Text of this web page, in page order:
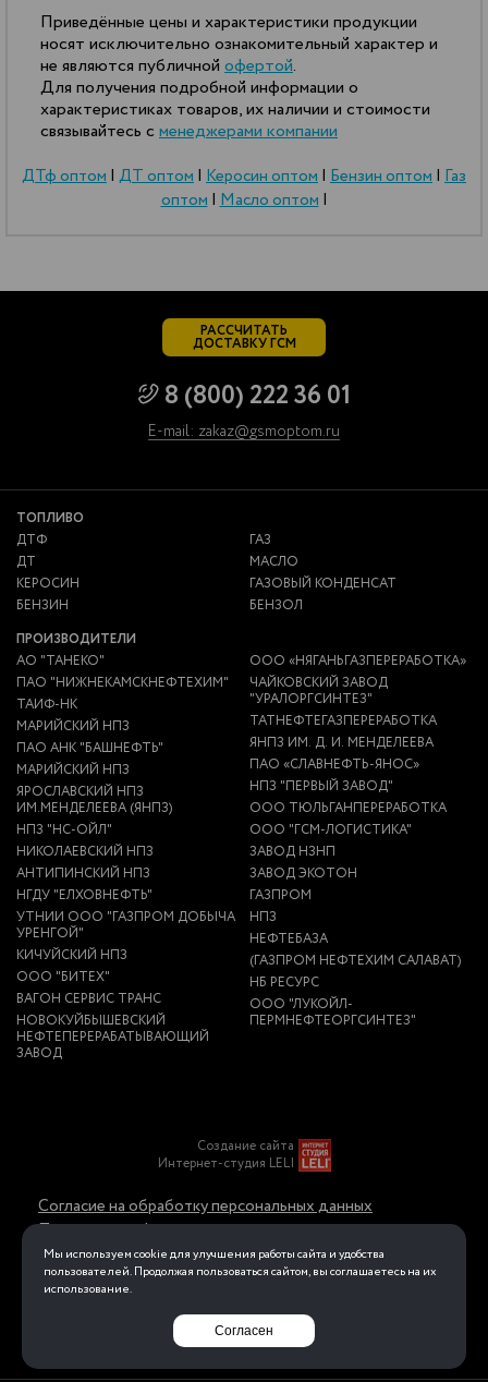
Приведённые цены и характеристики продукции
носят исключительно ознакомительный характер и
не являются публичной офертой.
Для получения подробной информации о
характеристиках товаров, их наличии и стоимости
связывайтесь с менеджерами компании
ДТф оптом| ДТ оптом| Керосин оптом| Бензин оптом| Газ
оптом|Масло оптом|
РАССЧИТАТЬ
ДОСТАВКУ ГСМ
8 (800) 222 36 01
E-mail: zakaz@gsmoptom.ru
ТОПЛИВО
ДТФ
ДТ
КЕРОСИН
БЕНЗИН
ГАЗ
МАСЛО
ГАЗОВЫЙ КОНДЕНСАТ
БЕНЗОЛ
ПРОИЗВОДИТЕЛИ
АО "ТАНЕКО"
ПАО "НИЖНЕКАМСКНЕФТЕХИМ"
ТАИФ-НК
МАРИЙСКИЙ НПЗ
ПАО АНК "БАШНЕФТЬ"
МАРИЙСКИЙ НПЗ
ЯРОСЛАВСКИЙ НПЗ
ИМ.МЕНДЕЛЕЕВА (ЯНПЗ)
НПЗ "НС-ОЙЛ"
НИКОЛАЕВСКИЙ НПЗ
АНТИПИНСКИЙ НПЗ
НГДУ "ЕЛХОВНЕФТЬ"
УТНИИ ООО "ГАЗПРОМ ДОБЫЧА
УРЕНГОЙ"
КИЧУЙСКИЙ НПЗ
ООО "БИТЕХ"
ВАГОН СЕРВИС ТРАНС
НОВОКУЙБЫШЕВСКИЙ
НЕФТЕПЕРЕРАБАТЫВАЮЩИЙ
ЗАВОД
ООО «НЯГАНЬГАЗПЕРЕРАБОТКА»
ЧАЙКОВСКИЙ ЗАВОД
"УРАЛОРГСИНТЕЗ"
ТАТНЕФТЕГАЗПЕРЕРАБОТКА
ЯНПЗ ИМ. Д. И. МЕНДЕЛЕЕВА
ПАО «СЛАВНЕФТЬ-ЯНОС»
НПЗ "ПЕРВЫЙ ЗАВОД"
ООО ТЮЛЬГАНПЕРЕРАБОТКА
ООО "ГСМ-ЛОГИСТИКА"
ЗАВОД НЗНП
ЗАВОД ЭКОТОН
ГАЗПРОМ
НПЗ
НЕФТЕБАЗА
(ГАЗПРОМ НЕФТЕХИМ САЛАВАТ)
НБ РЕСУРС
ООО "ЛУКОЙЛ-
ПЕРМНЕФТЕОРГСИНТЕЗ"
Создание сайта
Интернет-студия LELI
Согласие на обработку персональных данных
Политика конфиденциальности в отношении
обработки персональных данных
Перейти на полную версию
Мы используем cookie для улучшения работы сайта и удобства
пользователей. Продолжая пользоваться сайтом, вы соглашаетесь на их
использование.
Согласен